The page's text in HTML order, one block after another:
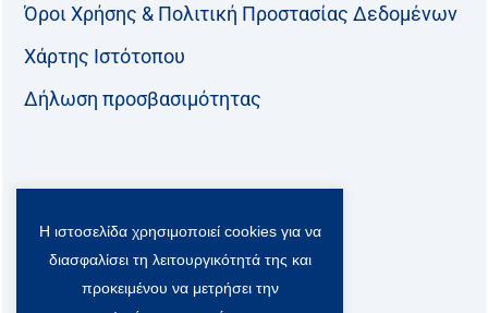
Όροι Χρήσης & Πολιτική Προστασίας Δεδομένων
Χάρτης Ιστότοπου
Δήλωση προσβασιμότητας
F
a
T
w
i
t
L
i
n
k
Y
o
u
t
Viber Community:
Η ιστοσελίδα χρησιμοποιεί cookies για να
διασφαλίσει τη λειτουργικότητά της και
προκειμένου να μετρήσει την